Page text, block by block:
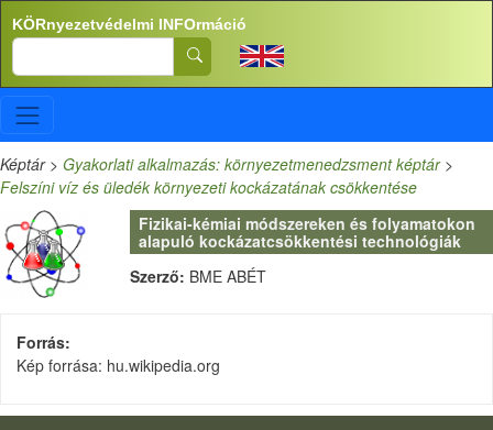
Ugrás a tartalomra
KÖRnyezetvédelmi INFOrmáció
Search
Képtár> Gyakorlati alkalmazás: környezetmenedzsment képtár>
Felszíni víz és üledék környezeti kockázatának csökkentése
Fizikai-kémiai módszereken és folyamatokon
alapuló kockázatcsökkentési technológiák
Szerző: BME ABÉT
Forrás
Kép forrása: hu.wikipedia.org